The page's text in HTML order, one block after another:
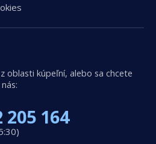
oblasti kúpeľní, alebo sa chcete
205 164